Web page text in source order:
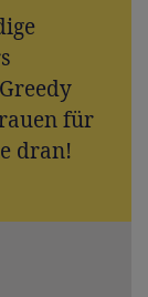
für
dran!